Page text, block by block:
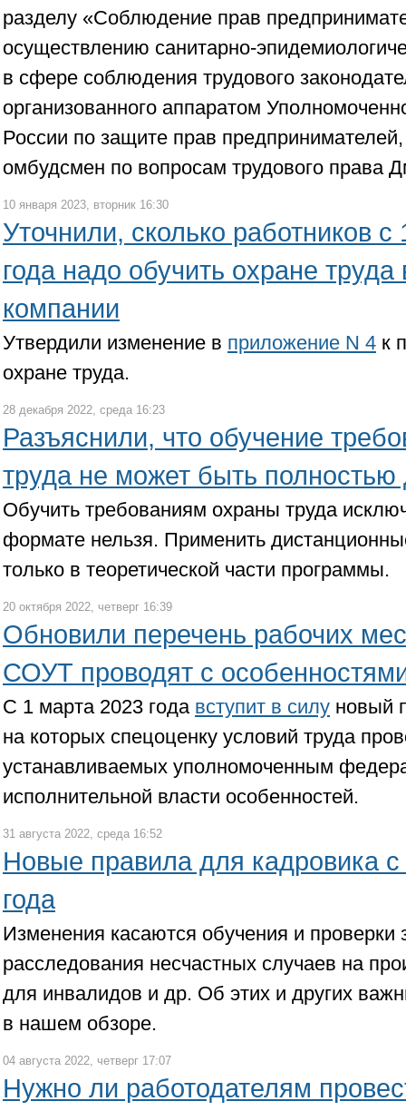
разделу «Соблюдение прав
осуществлению санитарно-
в сфере соблюдения трудового
организованного аппаратом
России по защите прав
омбудсмен по вопросам трудового права
10 января 2023, вторник 16:30
Уточнили, сколько работников
года надо обучить охране
компании
Утвердили изменение в приложение N 4 к
охране труда.
28 декабря 2022, среда 16:23
Разъяснили, что обучение
труда не может быть
Обучить требованиям охраны труда
формате нельзя. Применить
только в теоретической части программы.
20 октября 2022, четверг 16:39
Обновили перечень рабочих
СОУТ проводят с
С 1 марта 2023 года вступит в силу новый
на которых спецоценку условий труда
устанавливаемых уполномоченным
исполнительной власти особенностей.
31 августа 2022, среда 16:52
Новые правила для кадровика
года
Изменения касаются обучения и проверки
расследования несчастных случаев на
для инвалидов и др. Об этих и других
в нашем обзоре.
04 августа 2022, четверг 17:07
Нужно ли работодателям